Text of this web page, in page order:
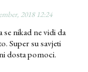
2018 12:24
se nikad ne vidi da
Super su savjeti
dosta pomoci.